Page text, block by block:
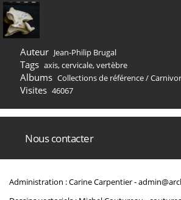
Auteur Jean-Philip Brugal
Tags axis,cervicale,vertèbre
Albums Collections de référence/
Visites 46067
Nous contacter
Administration : Carine Carpentier -